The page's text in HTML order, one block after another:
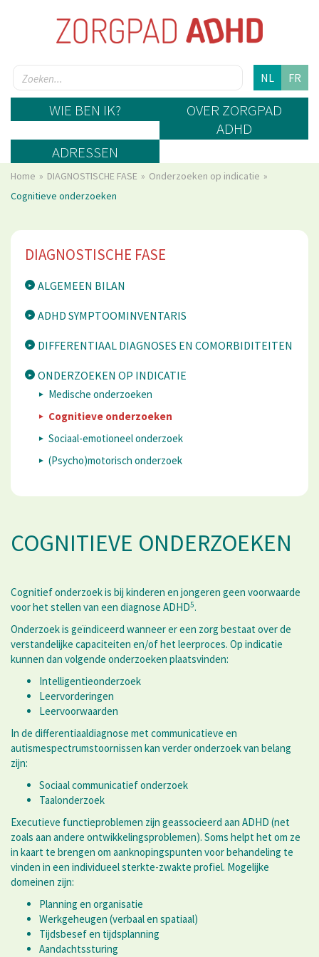
NL FR
WIE BEN IK?
OVER ZORGPAD
ADHD
ADRESSEN
Home DIAGNOSTISCHE FASE
Onderzoeken op indicatie
Cognitieve onderzoeken
DIAGNOSTISCHE FASE
ALGEMEEN BILAN
ADHD SYMPTOOMINVENTARIS
DIFFERENTIAAL DIAGNOSES EN COMORBIDITEITEN
ONDERZOEKEN OP INDICATIE
Medische onderzoeken
Cognitieve onderzoeken
Sociaal-emotioneel onderzoek
(Psycho)motorisch onderzoek
COGNITIEVE ONDERZOEKEN
Cognitief onderzoek is bij kinderen en jongeren geen voorwaarde
voor het stellen van een diagnose ADHD5.
Onderzoek is geïndiceerd wanneer er een zorg bestaat over de
verstandelijke capaciteiten en/of het leerproces. Op indicatie
kunnen dan volgende onderzoeken plaatsvinden:
Intelligentieonderzoek
Leervorderingen
Leervoorwaarden
In de differentiaaldiagnose met communicatieve en
autismespectrumstoornissen kan verder onderzoek van belang
zijn:
Sociaal communicatief onderzoek
Taalonderzoek
Executieve functieproblemen zijn geassocieerd aan ADHD (net
zoals aan andere ontwikkelingsproblemen). Soms helpt het om ze
in kaart te brengen om aanknopingspunten voor behandeling te
vinden in een individueel sterkte-zwakte profiel. Mogelijke
domeinen zijn:
Planning en organisatie
Werkgeheugen (verbaal en spatiaal)
Tijdsbesef en tijdsplanning
Aandachtssturing